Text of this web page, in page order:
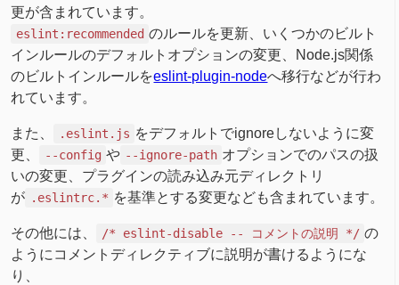
更が含まれています。
eslint:recommended のルールを更新、いくつかのビルト
インルールのデフォルトオプションの変更、Node.js関係
のビルトインルールをeslint-plugin-nodeへ移行などが行わ
れています。
また、 .eslint.js をデフォルトでignoreしないように変
更、
--config や --ignore-path オプションでのパスの扱
いの変更、プラグインの読み込み元ディレクトリ
が .eslintrc.* を基準とする変更なども含まれています。
その他には、 /* eslint-disable -- コメントの説明 */ の
ようにコメントディレクティブに説明が書けるようにな
り、